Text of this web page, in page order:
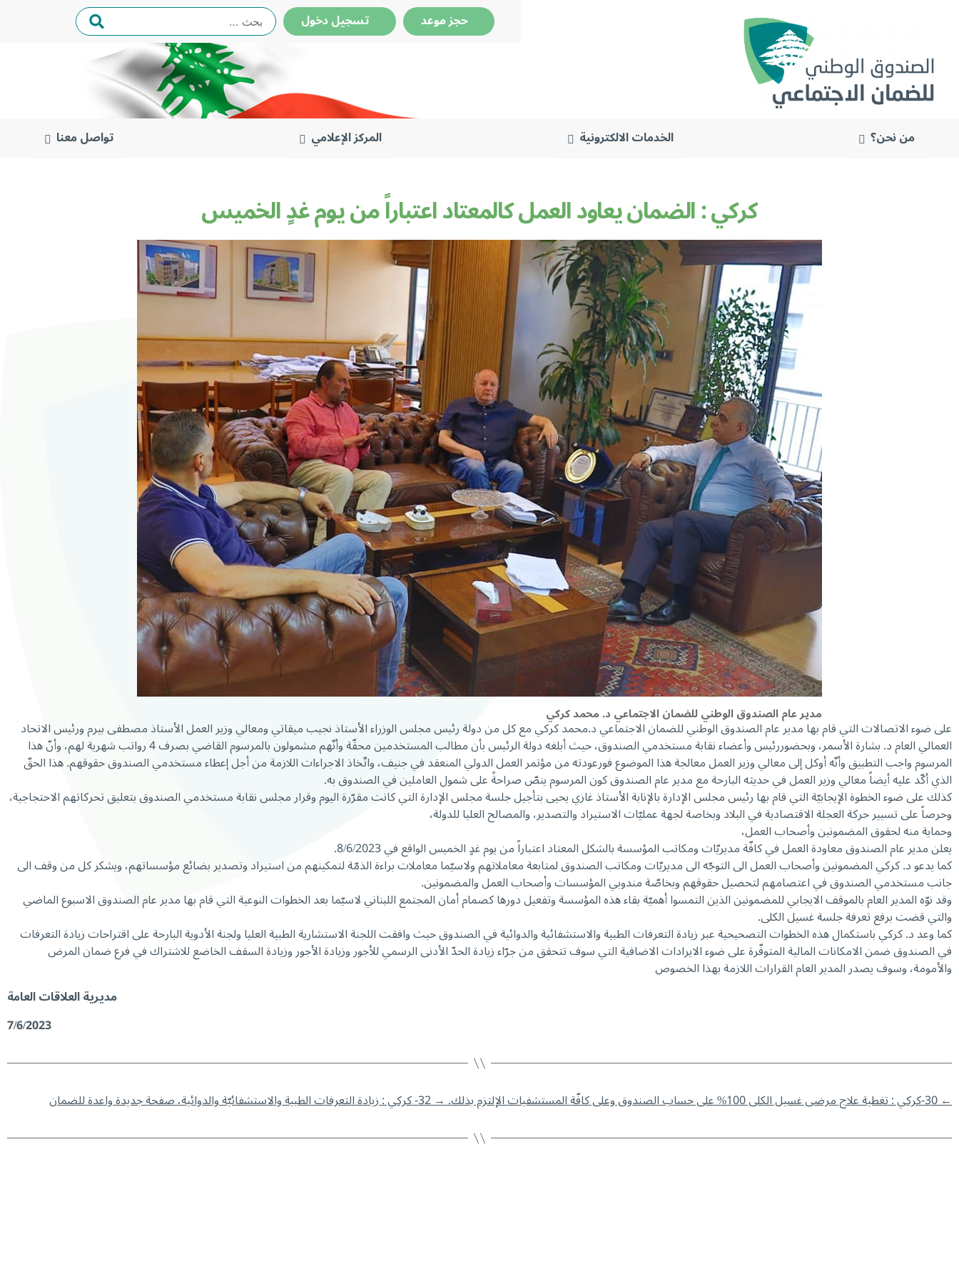
حجز موعد تسجيل دخول البحث
عن:
من نحن؟ الخدمات الالكترونية المركز الإعلامي
تواصل معنا
كركي : الضمان يعاود العمل كالمعتاد اعتباراً من يوم غدٍ الخميس
مدير عام الصندوق الوطني للضمان الاجتماعي د. محمد كركي
على ضوء الاتصالات التي قام بها مدير عام الصندوق الوطني للضمان الاجتماعي د.محمد كركي مع كل من دولة رئيس مجلس الوزراء الأستاذ نجيب ميقاتي ومعالي وزير العمل الأستاذ مصطفى بيرم ورئيس الاتحاد
العمالي العام د. بشارة الأسمر، وبحضوررئيس وأعضاء نقابة مستخدمي الصندوق، حيث أبلغه دولة الرئيس بأن مطالب المستخدمين محقّة وأنّهم مشمولون بالمرسوم القاضي بصرف 4 رواتب شهرية لهم، وأنّ هذا
المرسوم واجب التطبيق وأنّه أوكل إلى معالي وزير العمل معالجة هذا الموضوع فورعودته من مؤتمر العمل الدولي المنعقد في جنيف، واتّخاذ الاجراءات اللازمة من أجل إعطاء مستخدمي الصندوق حقوقهم. هذا الحقّ
الذي أكّد عليه أيضاً معالي وزير العمل في حديثه البارحة مع مدير عام الصندوق كون المرسوم ينصّ صراحةً على شمول العاملين في الصندوق به.
كذلك على ضوء الخطوة الإيجابيّة التي قام بها رئيس مجلس الإدارة بالإنابة الأستاذ غازي يحيى بتأجيل جلسة مجلس الإدارة التي كانت مقرّرة اليوم وقرار مجلس نقابة مستخدمي الصندوق بتعليق تحركاتهم الاحتجاجية،
وحرصاً على تسيير حركة العجلة الاقتصادية في البلاد وبخاصة لجهة عمليّات الاستيراد والتصدير، والمصالح العليا للدولة،
وحماية منه لحقوق المضمونين وأصحاب العمل،
يعلن مدير عام الصندوق معاودة العمل في كافّة مديريّات ومكاتب المؤسسة بالشكل المعتاد اعتباراً من يوم غدٍ الخميس الواقع في 8/6/2023.
كما يدعو د. كركي المضمونين وأصحاب العمل الى التوجّه الى مديريّات ومكاتب الصندوق لمتابعة معاملاتهم ولاسيّما معاملات براءة الذمّة لتمكينهم من استيراد وتصدير بضائع مؤسساتهم، ويشكر كل من وقف الى
جانب مستخدمي الصندوق في اعتصامهم لتحصيل حقوقهم وبخاصّة مندوبي المؤسسات وأصحاب العمل والمضمونين.
وقد نوّه المدير العام بالموقف الايجابي للمضمونين الذين التمسوا أهميّة بقاء هذه المؤسسة وتفعيل دورها كصمام أمان المجتمع اللبناني لاسيّما بعد الخطوات النوعية التي قام بها مدير عام الصندوق الاسبوع الماضي
والتي قضت برفع تعرفة جلسة غسيل الكلى.
كما وعد د. كركي باستكمال هذه الخطوات التصحيحية عبر زيادة التعرفات الطبية والاستشفائية والدوائية في الصندوق حيث وافقت اللجنة الاستشارية الطبية العليا ولجنة الأدوية البارحة على اقتراحات زيادة التعرفات
في الصندوق ضمن الامكانات المالية المتوفّرة على ضوء الايرادات الاضافية التي سوف تتحقق من جرّاء زيادة الحدّ الأدنى الرسمي للأجور وزيادة الأجور وزيادة السقف الخاضع للاشتراك في فرع ضمان المرض
والأمومة، وسوف يصدر المدير العام القرارات اللازمة بهذا الخصوص
مديرية العلاقات العامة
7/6/2023
←30-كركي : تغطية علاج مرضى غسيل الكلى 100% على حساب الصندوق وعلى كافّة المستشفيات الإلتزم بذلك. →32- كركي : زيادة التعرفات الطبية والاستشفائيّة والدوائية، صفحة جديدة واعدة للضمان